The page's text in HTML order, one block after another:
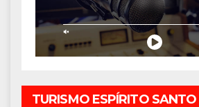
TURISMO ESPÍRITO SANTO